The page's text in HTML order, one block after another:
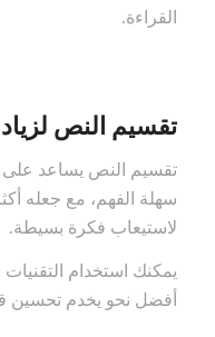
القراءة.
تقسيم النص
تقسيم النص يساعد
سهلة الفهم، مع جعله
لاستيعاب فكرة بسيطة.
يمكنك استخدام
أفضل نحو يخدم تحسين